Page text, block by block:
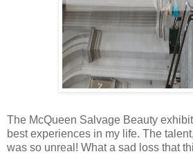
The McQueen Salvage Beauty
best experiences in my life. The
was so unreal! What a sad loss that